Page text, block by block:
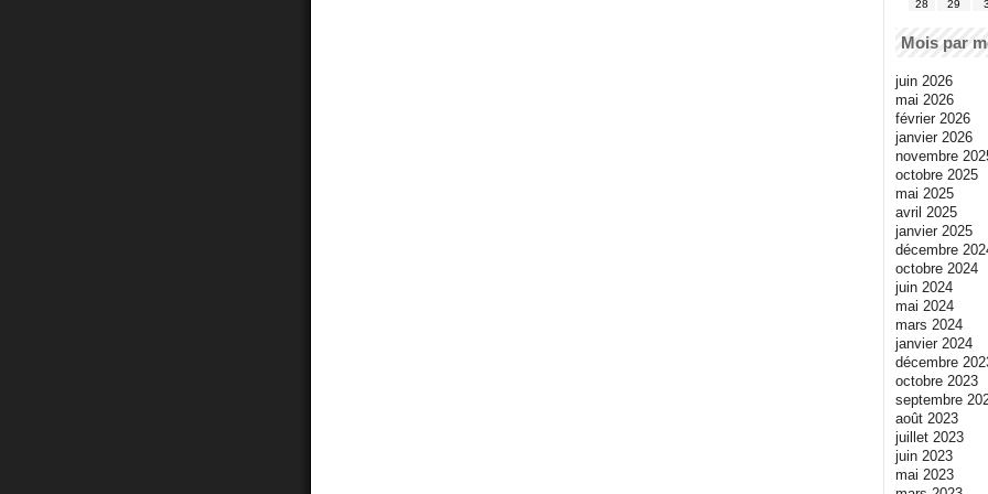
28
29
Mois par
juin 2026
mai 2026
février 2026
janvier 2026
novembre
octobre 2025
mai 2025
avril 2025
janvier 2025
décembre
octobre 2024
juin 2024
mai 2024
mars 2024
janvier 2024
décembre
octobre 2023
septembre
août 2023
juillet 2023
juin 2023
mai 2023